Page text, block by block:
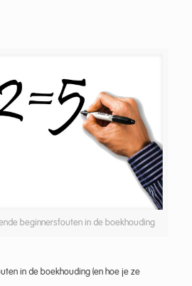
beginnersfouten in de boekhouding
in de boekhouding (en hoe je ze